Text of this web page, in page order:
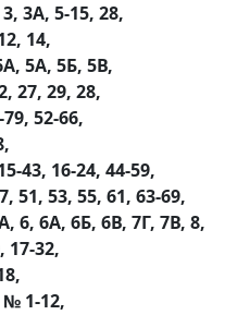
3А, 5-15, 28,
14,
5А, 5Б, 5В,
27, 29, 28,
52-66,
43, 16-24, 44-59,
51, 53, 55, 61, 63-69,
6, 6А, 6Б, 6В, 7Г, 7В, 8,
17-32,
1-12,